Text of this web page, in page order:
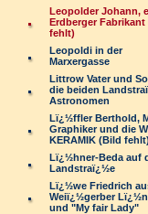
Leopolder Johann,
Erdberger Fabrikant
fehlt)
Leopoldi in der
Marxergasse
Littrow Vater und
die beiden
Astronomen
Lï¿½ffler Berthold,
Graphiker und die
KERAMIK (Bild fehlt)
Lï¿½hner-Beda auf
Landstraï¿½e
Lï¿½we Friedrich
Weiï¿½gerber
und "My fair Lady"